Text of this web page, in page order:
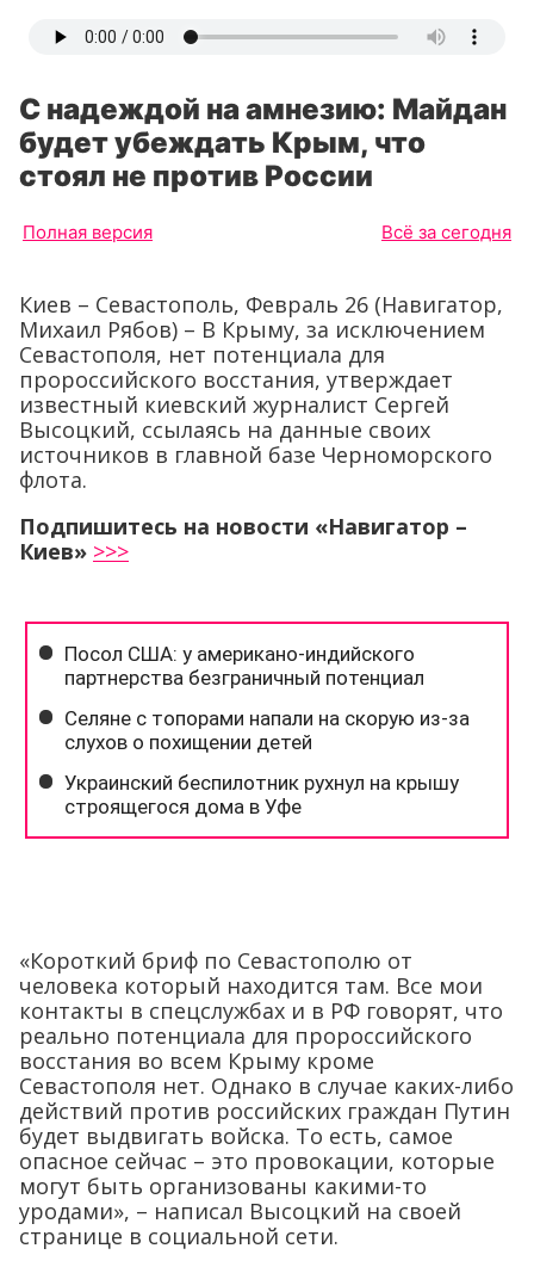
С надеждой на амнезию: Майдан
будет убеждать Крым, что
стоял не против России
Полная версия Всё за сегодня
Киев – Севастополь, Февраль 26 (Навигатор,
Михаил Рябов) – В Крыму, за исключением
Севастополя, нет потенциала для
пророссийского восстания, утверждает
известный киевский журналист Сергей
Высоцкий, ссылаясь на данные своих
источников в главной базе Черноморского
флота.
Подпишитесь на новости «Навигатор –
Киев» >>>
«Короткий бриф по Севастополю от
человека который находится там. Все мои
контакты в спецслужбах и в РФ говорят, что
реально потенциала для пророссийского
восстания во всем Крыму кроме
Севастополя нет. Однако в случае каких-либо
действий против российских граждан Путин
будет выдвигать войска. То есть, самое
опасное сейчас – это провокации, которые
могут быть организованы какими-то
уродами», – написал Высоцкий на своей
странице в социальной сети.